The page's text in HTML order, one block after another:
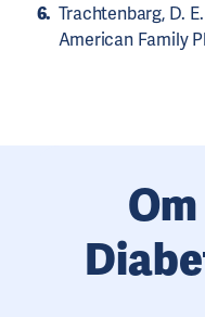
Trachtenbarg, D.
American Family